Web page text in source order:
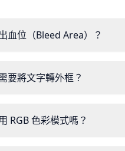
血位（Bleed Area）？
要將文字轉外框？
RGB 色彩模式嗎？